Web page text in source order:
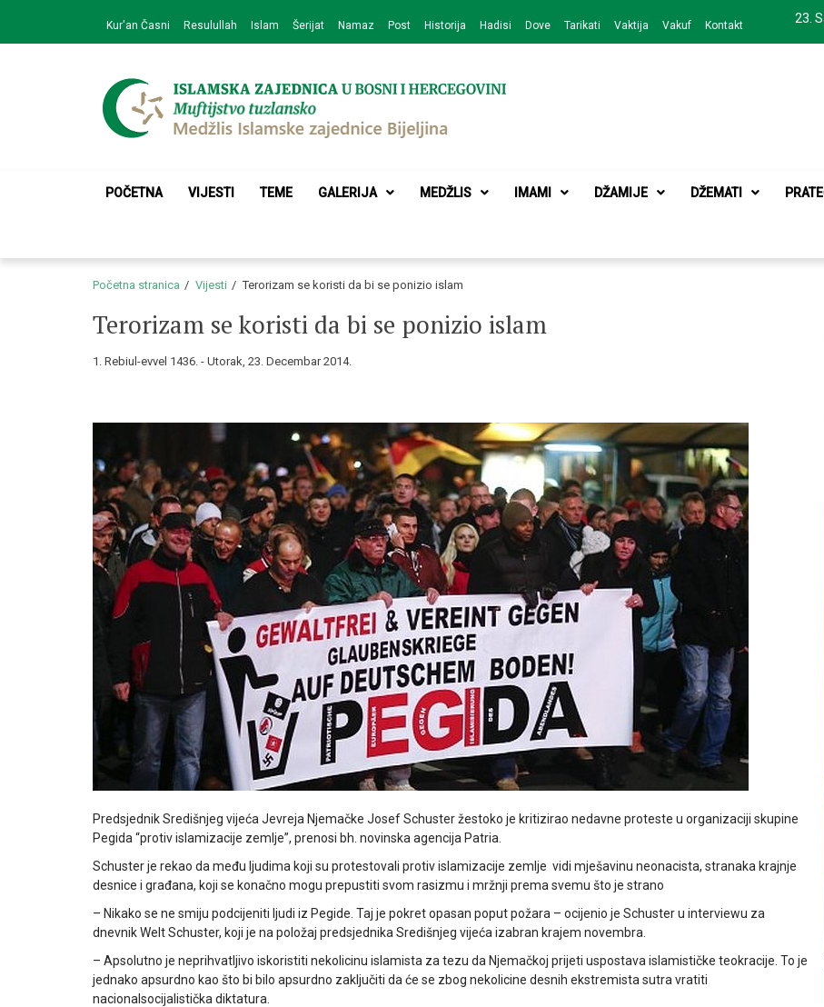
navigation
content
23.
Kur'an Časni Resulullah Islam Šerijat Namaz Post Historija Hadisi Dove Tarikati Vaktija Vakuf Kontakt
Medžlis Islamske zajednice Bijeljina
POČETNA VIJESTI TEME GALERIJA MEDŽLIS IMAMI DŽAMIJE DŽEMATI
Početna stranica Vijesti Terorizam se koristi da bi se ponizio islam
Terorizam se koristi da bi se ponizio islam
1. Rebiul-evvel 1436. - Utorak, 23. Decembar 2014.
Predsjednik Središnjeg vijeća Jevreja Njemačke Josef Schuster žestoko je kritizirao nedavne proteste u organizaciji skupine
Pegida “protiv islamizacije zemlje”, prenosi bh. novinska agencija Patria.
Schuster je rekao da među ljudima koji su protestovali protiv islamizacije zemlje vidi mješavinu neonacista, stranaka krajnje
desnice i građana, koji se konačno mogu prepustiti svom rasizmu i mržnji prema svemu što je strano
– Nikako se ne smiju podcijeniti ljudi iz Pegide. Taj je pokret opasan poput požara – ocijenio je Schuster u interviewu za
dnevnik Welt Schuster, koji je na položaj predsjednika Središnjeg vijeća izabran krajem novembra.
– Apsolutno je neprihvatljivo iskoristiti nekolicinu islamista za tezu da Njemačkoj prijeti uspostava islamističke teokracije. To je
jednako apsurdno kao što bi bilo apsurdno zaključiti da će se zbog nekolicine desnih ekstremista sutra vratiti
nacionalsocijalistička diktatura.